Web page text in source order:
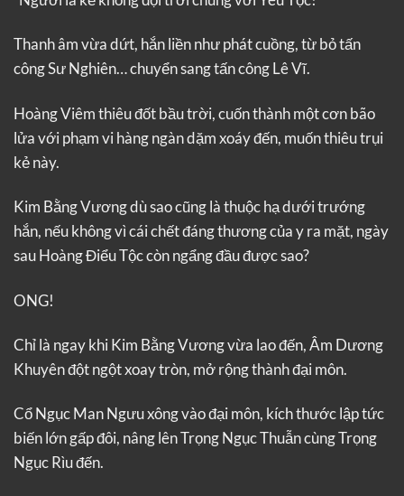
Thanh âm vừa dứt, hắn liền như phát cuồng, từ bỏ tấn
công Sư Nghiên… chuyển sang tấn công Lê Vĩ.
Hoàng Viêm thiêu đốt bầu trời, cuốn thành một cơn bão
lửa với phạm vi hàng ngàn dặm xoáy đến, muốn thiêu trụi
kẻ này.
Kim Bằng Vương dù sao cũng là thuộc hạ dưới trướng
hắn, nếu không vì cái chết đáng thương của y ra mặt, ngày
sau Hoàng Điểu Tộc còn ngẩng đầu được sao?
ONG!
Chỉ là ngay khi Kim Bằng Vương vừa lao đến, Âm Dương
Khuyên đột ngột xoay tròn, mở rộng thành đại môn.
Cổ Ngục Man Ngưu xông vào đại môn, kích thước lập tức
biến lớn gấp đôi, nâng lên Trọng Ngục Thuẫn cùng Trọng
Ngục Rìu đến.